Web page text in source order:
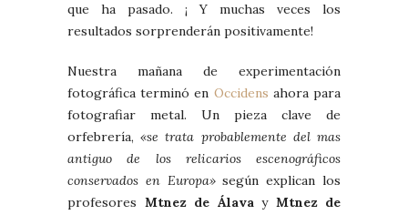
que ha pasado. ¡ Y muchas veces los
resultados sorprenderán positivamente!
Nuestra mañana de experimentación
fotográfica terminó en Occidens ahora para
fotografiar metal. Un pieza clave de
orfebrería,«se trata probablemente del mas
antiguo de los relicarios escenográficos
conservados en Europa»según explican los
profesores Mtnez de Álavay Mtnez de